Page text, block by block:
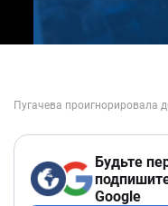
Будьте
Google